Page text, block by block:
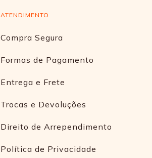
ATENDIMENTO
Compra Segura
Formas de Pagamento
Entrega e Frete
Trocas e Devoluções
Direito de Arrependimento
Política de Privacidade